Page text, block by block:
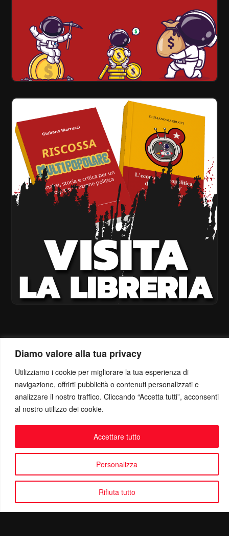
Diamo valore alla tua privacy
Utilizziamo i cookie per migliorare la tua esperienza di
navigazione, offrirti pubblicità o contenuti personalizzati e
analizzare il nostro traffico. Cliccando “Accetta tutti”, acconsenti
al nostro utilizzo dei cookie.
Personalizza
Rifiuta tutto
Accettare tutto